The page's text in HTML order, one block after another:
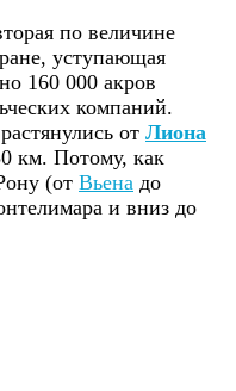
по величине
уступающая
160 000 акров
компаний.
от Лиона
км. Потому, как
(от Вьена до
и вниз до